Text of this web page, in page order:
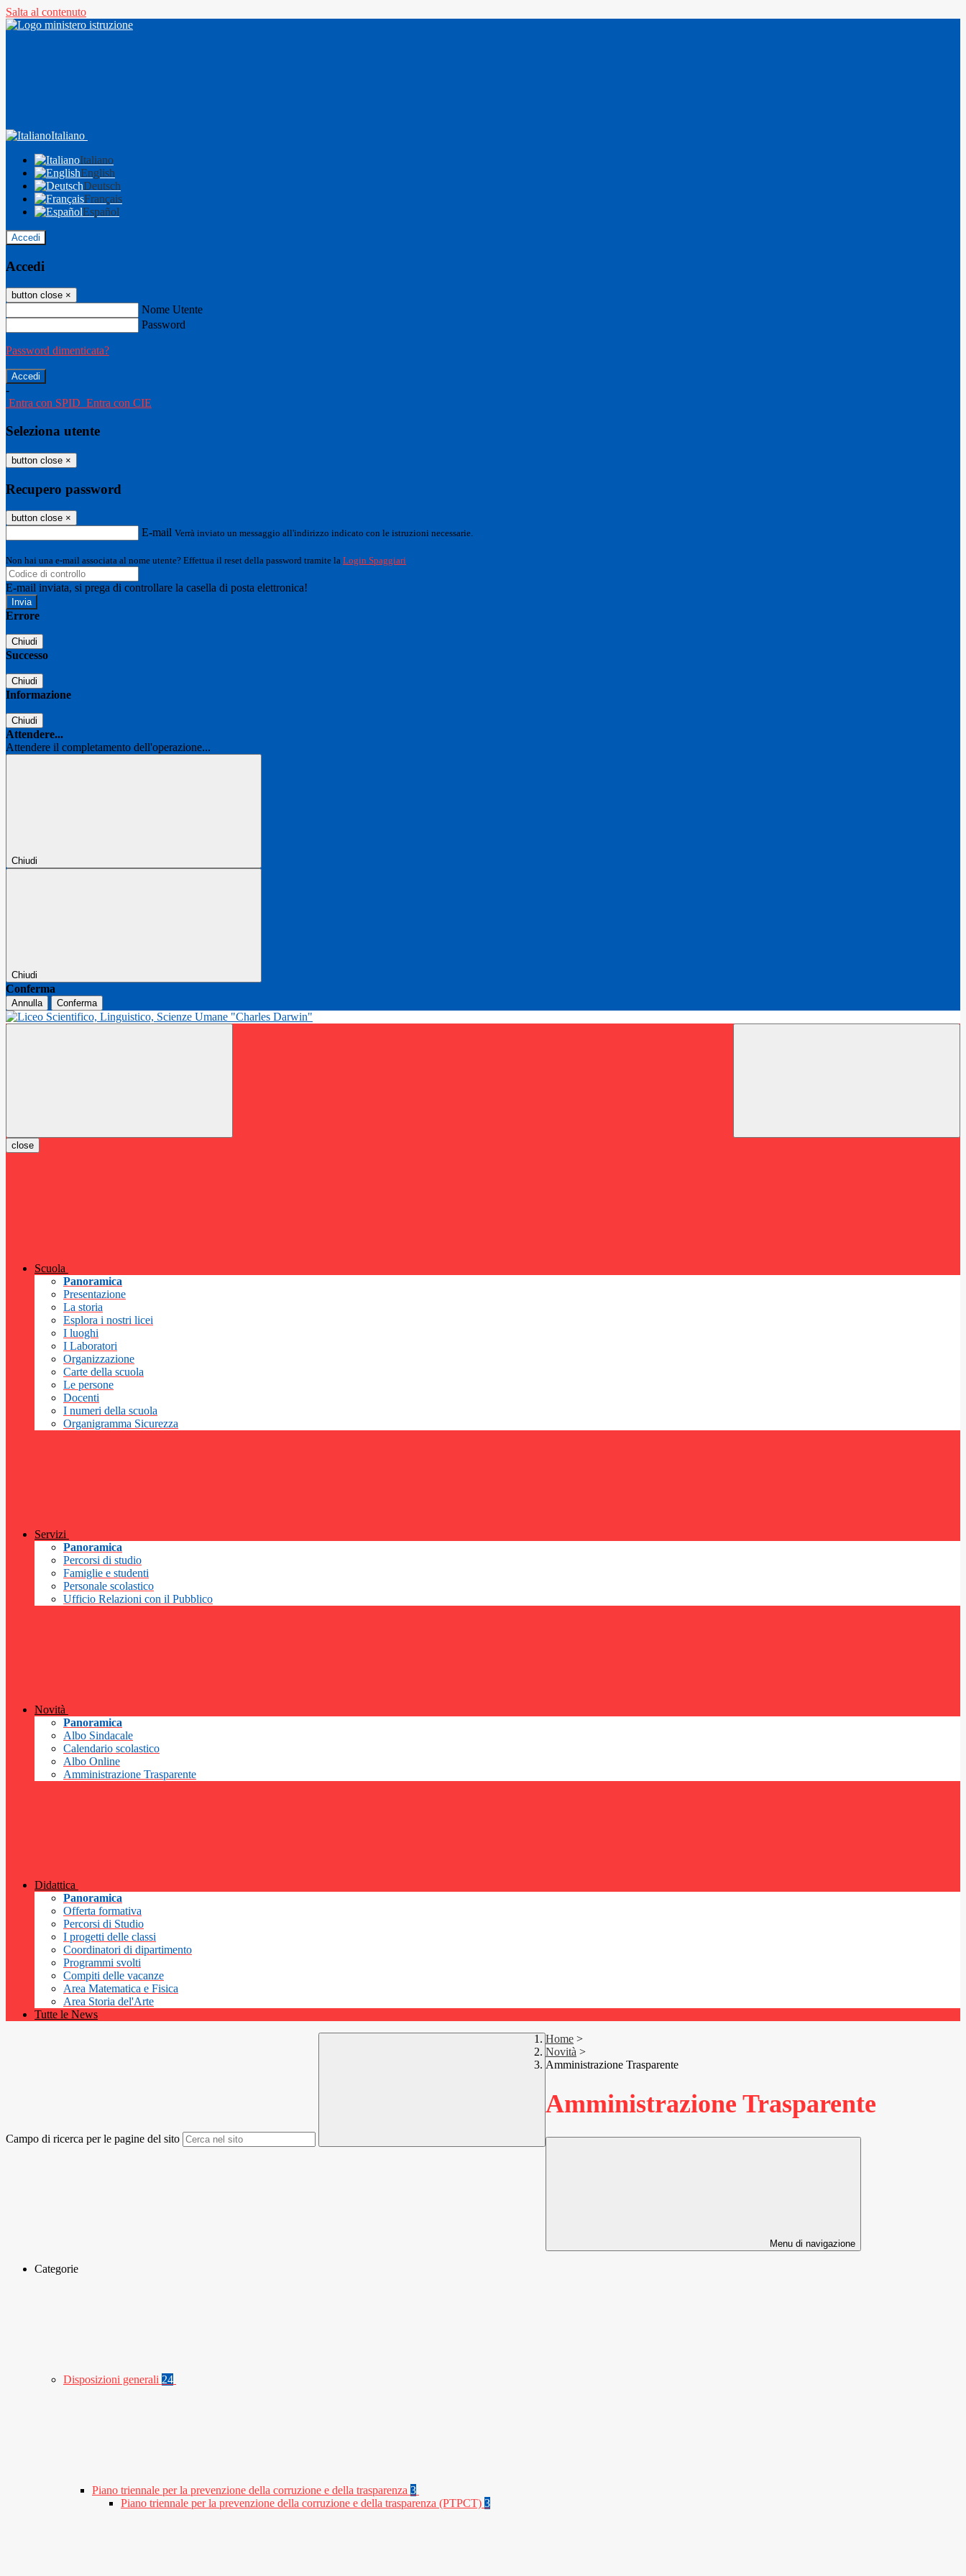
Salta al contenuto
Italiano
Italiano
English
Deutsch
Français
Español
Accedi
Accedi
button close ×
Nome Utente
Password
Password dimenticata?
-
Entra con SPID Entra con CIE
Seleziona utente
button close ×
Recupero password
button close ×
E-mail Verrà inviato un messaggio all'indirizzo indicato con le istruzioni necessarie.
Non hai una e-mail associata al nome utente? Effettua il reset della password tramite la Login Spaggiari
E-mail inviata, si prega di controllare la casella di posta elettronica!
Errore
Chiudi
Successo
Chiudi
Informazione
Chiudi
Attendere...
Attendere il completamento dell'operazione...
Chiudi
Chiudi
Conferma
Annulla Conferma
close
Scuola
Panoramica
Presentazione
La storia
Esplora i nostri licei
I luoghi
I Laboratori
Organizzazione
Carte della scuola
Le persone
Docenti
I numeri della scuola
Organigramma Sicurezza
Servizi
Panoramica
Percorsi di studio
Famiglie e studenti
Personale scolastico
Ufficio Relazioni con il Pubblico
Novità
Panoramica
Albo Sindacale
Calendario scolastico
Albo Online
Amministrazione Trasparente
Didattica
Panoramica
Offerta formativa
Percorsi di Studio
I progetti delle classi
Coordinatori di dipartimento
Programmi svolti
Compiti delle vacanze
Area Matematica e Fisica
Area Storia del'Arte
Tutte le News
Campo di ricerca per le pagine del sito
Home >
Novità >
Amministrazione Trasparente
Amministrazione Trasparente
Menu di navigazione
Categorie
Disposizioni generali 24
Piano triennale per la prevenzione della corruzione e della trasparenza 3
Piano triennale per la prevenzione della corruzione e della trasparenza (PTPCT) 3